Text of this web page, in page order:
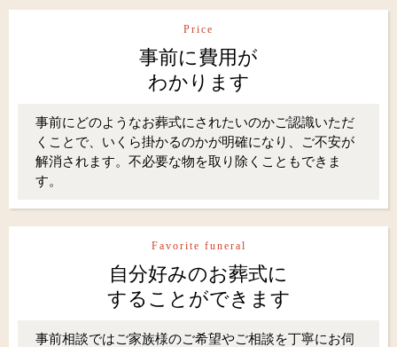
Price
事前に費用が
わかります
事前にどのようなお葬式にされたいのかご認識いただ
くことで、いくら掛かるのかが明確になり、ご不安が
解消されます。不必要な物を取り除くこともできま
す。
Favorite funeral
自分好みのお葬式に
することができます
事前相談ではご家族様のご希望やご相談を丁寧にお伺